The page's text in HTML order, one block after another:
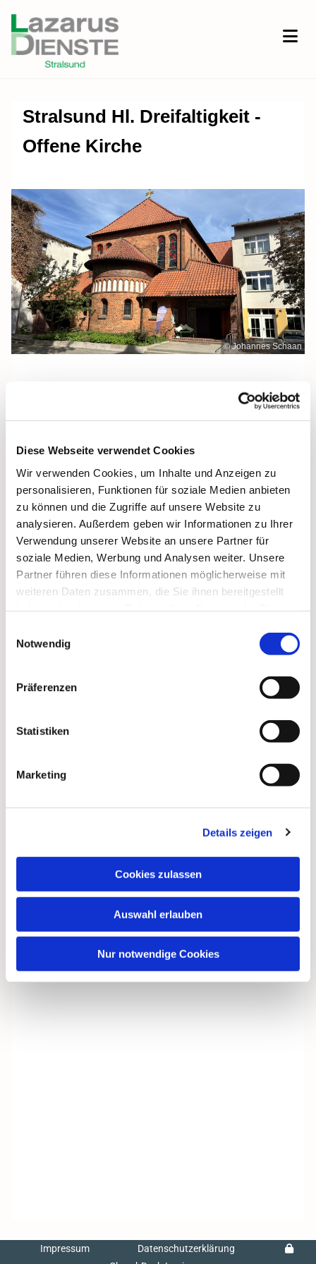
Diese Webseite verwendet Cookies
Wir verwenden Cookies, um Inhalte und Anzeigen zu
personalisieren, Funktionen für soziale Medien anbieten
zu können und die Zugriffe auf unsere Website zu
analysieren. Außerdem geben wir Informationen zu Ihrer
Verwendung unserer Website an unsere Partner für
soziale Medien, Werbung und Analysen weiter. Unsere
Partner führen diese Informationen möglicherweise mit
weiteren Daten zusammen, die Sie ihnen bereitgestellt
Notwendig
Präferenzen
Statistiken
Marketing
Details zeigen
Cookies zulassen
Auswahl erlauben
Nur notwendige Cookies
Stralsund Hl. Dreifaltigkeit -
Offene Kirche
© Johannes Schaan
Freitag, 7. August 2026, 12:00 Uhr
Heilige Dreifaltigkeit, Stralsund,
Frankenwall 7, 18439 Stralsund
Dies könnte Sie auch
interessieren
Impressum
Datenschutzerklärung